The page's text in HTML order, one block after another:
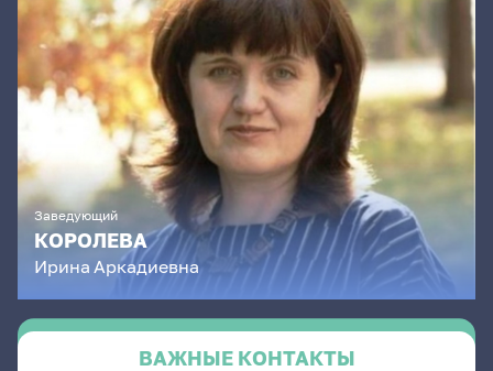
Заведующий
КОРОЛЕВА
Ирина Аркадиевна
ВАЖНЫЕ КОНТАКТЫ